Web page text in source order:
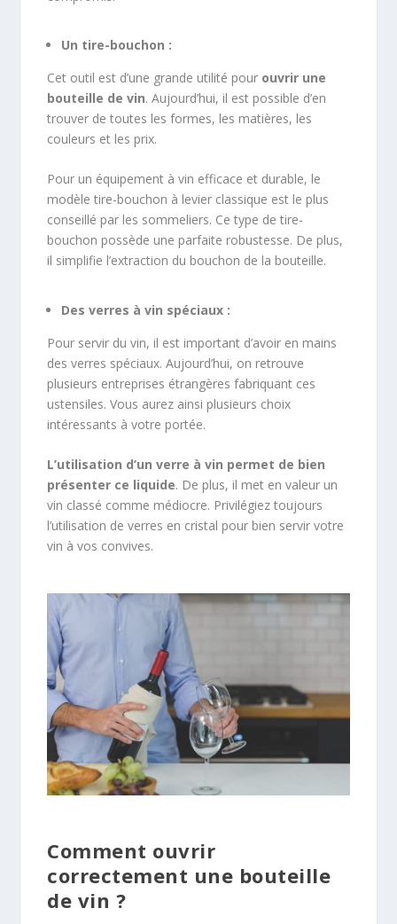
Un tire-bouchon :
Cet outil est d’une grande utilité pour ouvrir une
bouteille de vin. Aujourd’hui, il est possible d’en
trouver de toutes les formes, les matières, les
couleurs et les prix.
Pour un équipement à vin efficace et durable, le
modèle tire-bouchon à levier classique est le plus
conseillé par les sommeliers. Ce type de tire-
bouchon possède une parfaite robustesse. De plus,
il simplifie l’extraction du bouchon de la bouteille.
Des verres à vin spéciaux :
Pour servir du vin, il est important d’avoir en mains
des verres spéciaux. Aujourd’hui, on retrouve
plusieurs entreprises étrangères fabriquant ces
ustensiles. Vous aurez ainsi plusieurs choix
intéressants à votre portée.
L’utilisation d’un verre à vin permet de bien
présenter ce liquide. De plus, il met en valeur un
vin classé comme médiocre. Privilégiez toujours
l’utilisation de verres en cristal pour bien servir votre
vin à vos convives.
Comment ouvrir
correctement une bouteille
de vin ?